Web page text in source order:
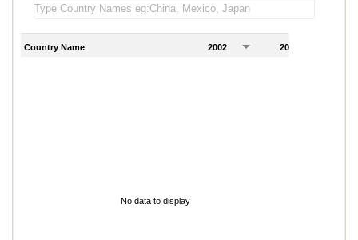
Country Name 2002 2003
No data to display